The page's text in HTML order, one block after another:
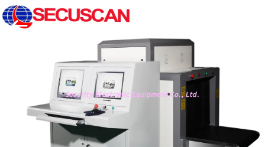
PRODUCTEN
ONGEVEER
SECURITY
ELECTRONIC
EQUIPMENT